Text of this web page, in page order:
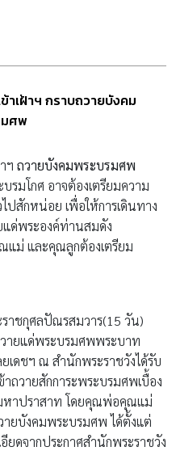
าเฝ้าฯ กราบถวายบังคม
ศพ
ฯ ถวายบังคมพระบรมศพ
รมโกศ อาจต้องเตรียมความ
ปสักหน่อย เพื่อให้การเดินทาง
แด่พระองค์ท่านสมดัง
แม่ และคุณลูกต้องเตรียม
าชกุศลปัณรสมวาร(15 วัน)
ายแด่พระบรมศพพระบาท
ดชฯ ณ สำนักพระราชวังได้รับ
ถวายสักการะพระบรมศพเบื้อง
าปราสาท โดยคุณพ่อคุณแม่
ายบังคมพระบรมศพ ได้ตั้งแต่
ดจากประกาศสำนักพระราชวัง